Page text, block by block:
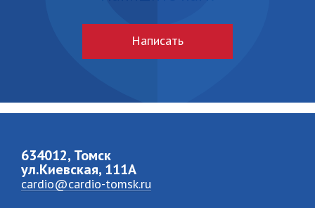
Написать
634012, Томск
ул.Киевская, 111A
cardio@cardio-tomsk.ru